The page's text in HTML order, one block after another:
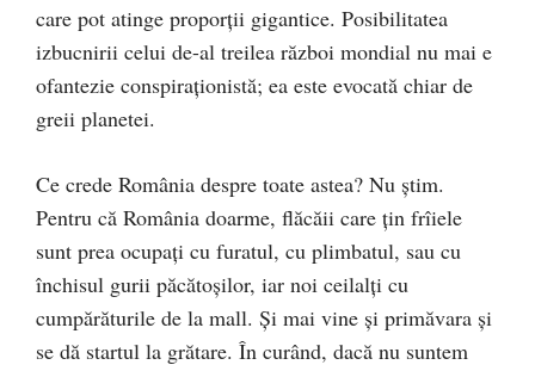
care pot atinge proporţii gigantice. Posibilitatea
izbucnirii celui de-al treilea război mondial nu mai e
ofantezie conspiraţionistă; ea este evocată chiar de
greii planetei.
Ce crede România despre toate astea? Nu ştim.
Pentru că România doarme, flăcăii care ţin frîiele
sunt prea ocupaţi cu furatul, cu plimbatul, sau cu
închisul gurii păcătoşilor, iar noi ceilalţi cu
cumpărăturile de la mall. Şi mai vine şi primăvara şi
se dă startul la grătare. În curând, dacă nu suntem